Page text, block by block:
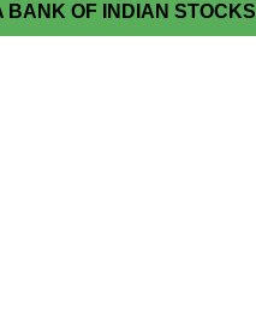
BANK OF INDIAN STOCKS